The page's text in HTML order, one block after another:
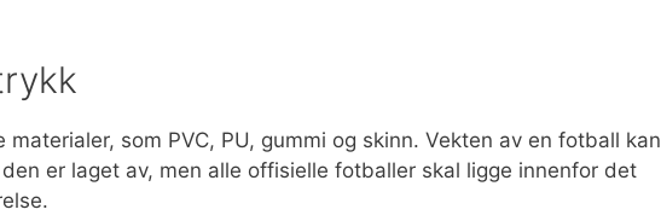
som PVC, PU, gummi og skinn. Vekten av en fotball kan
er laget av, men alle offisielle fotballer skal ligge innenfor det